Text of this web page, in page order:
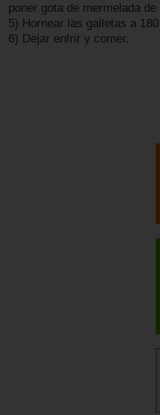
poner gota de mermelada de
5) Hornear las galletas a
6) Dejar enfrir y comer.